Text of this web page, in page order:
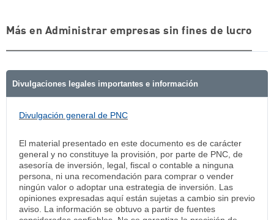
Más en Administrar empresas sin fines de lucro
Divulgaciones legales importantes e información
Divulgación general de PNC
El material presentado en este documento es de carácter
general y no constituye la provisión, por parte de PNC, de
asesoría de inversión, legal, fiscal o contable a ninguna
persona, ni una recomendación para comprar o vender
ningún valor o adoptar una estrategia de inversión. Las
opiniones expresadas aquí están sujetas a cambio sin previo
aviso. La información se obtuvo a partir de fuentes